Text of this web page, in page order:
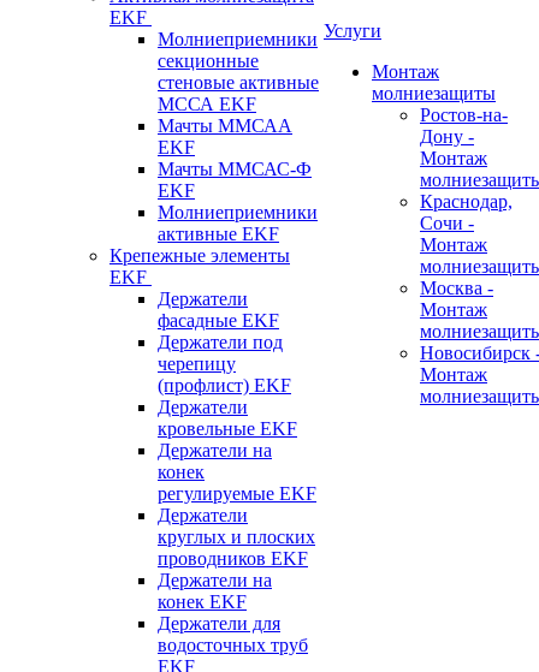
EKF
Молниеприемники
секционные
стеновые активные
МССА EKF
Мачты ММСАА
EKF
Мачты ММСАС-Ф
EKF
Молниеприемники
активные EKF
Крепежные элементы
EKF
Держатели
фасадные EKF
Держатели под
черепицу
(профлист) EKF
Держатели
кровельные EKF
Держатели на
конек
регулируемые EKF
Держатели
круглых и плоских
проводников EKF
Держатели на
конек EKF
Держатели для
водосточных труб
EKF
Услуги
Монтаж
молниезащиты
Ростов-на-
Дону -
Монтаж
Краснодар,
Сочи -
Монтаж
Москва -
Монтаж
Новосибирск
Монтаж